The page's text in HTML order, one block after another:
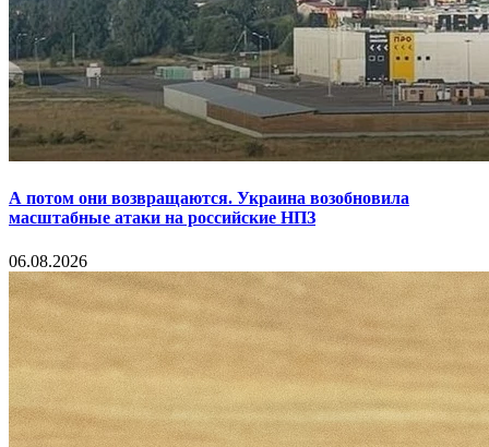
А потом они возвращаются. Украина возобновила
масштабные атаки на российские НПЗ
06.08.2026